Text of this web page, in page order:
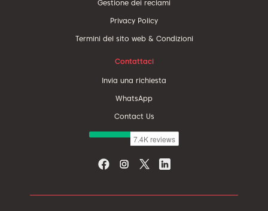
Gestione dei reclami
Privacy Policy
Termini del sito web & Condizioni
Contattaci
Invia una richiesta
WhatsApp
Contact Us